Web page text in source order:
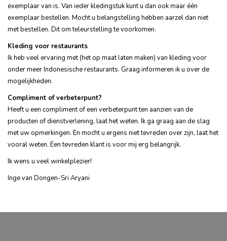
exemplaar van is. Van ieder kledingstuk kunt u dan ook maar één
exemplaar bestellen. Mocht u belangstelling hebben aarzel dan niet
met bestellen. Dit om teleurstelling te voorkomen.
Kleding voor restaurants
Ik heb veel ervaring met (het op maat laten maken) van kleding voor
onder meer Indonesische restaurants. Graag informeren ik u over de
mogelijkheden.
Compliment of verbeterpunt?
Heeft u een compliment of een verbeterpunt ten aanzien van de
producten of dienstverlening, laat het weten. Ik ga graag aan de slag
met uw opmerkingen. En mocht u ergens niet tevreden over zijn, laat het
vooral weten. Een tevreden klant is voor mij erg belangrijk.
Ik wens u veel winkelplezier!
Inge van Dongen-Sri Aryani